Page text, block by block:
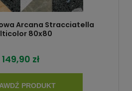
Arcana Stracciatella
80x80
149,90 zł
PRODUKT